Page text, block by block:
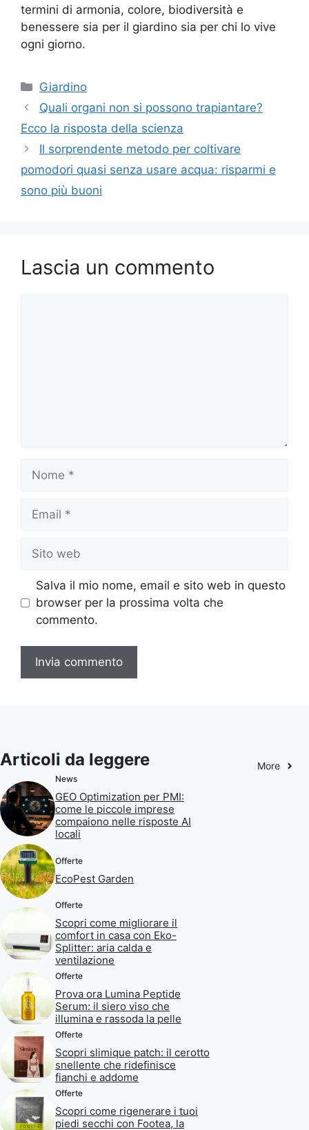
termini di armonia, colore, biodiversità e
benessere sia per il giardino sia per chi lo vive
ogni giorno.
Categorie
Giardino
Quali organi non si possono trapiantare?
Ecco la risposta della scienza
Il sorprendente metodo per coltivare
pomodori quasi senza usare acqua: risparmi e
sono più buoni
Lascia un commento
web
Salva il mio nome, email e sito web in questo
browser per la prossima volta che
commento.
Articoli da leggere More
News
GEO Optimization per PMI:
come le piccole imprese
compaiono nelle risposte AI
locali
Offerte
EcoPest Garden
Offerte
Scopri come migliorare il
comfort in casa con Eko-
Splitter: aria calda e
ventilazione
Offerte
Prova ora Lumina Peptide
Serum: il siero viso che
illumina e rassoda la pelle
Offerte
Scopri slimique patch: il cerotto
snellente che ridefinisce
fianchi e addome
Offerte
Scopri come rigenerare i tuoi
piedi secchi con Footea, la